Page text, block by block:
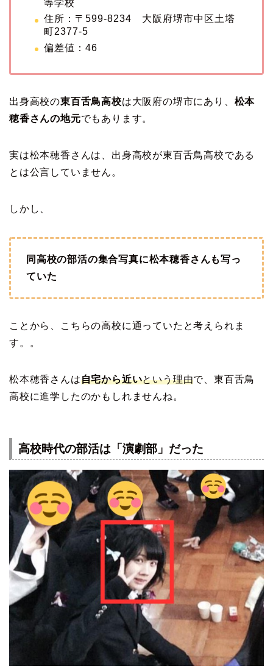
等学校
住所：〒599-8234 大阪府堺市中区土塔
町2377-5
偏差値：46
出身高校の東百舌鳥高校は大阪府の堺市にあり、 松本
穂香さんの地元でもあります。
実は松本穂香さんは、出身高校が東百舌鳥高校である
とは公言していません。
しかし、
同高校の部活の集合写真に松本穂香さんも写っ
ていた
ことから、こちらの高校に通っていたと考えられま
す。。
松本穂香さんは自宅から近いという理由で、東百舌鳥
高校に進学したのかもしれませんね。
高校時代の部活は「演劇部」だった